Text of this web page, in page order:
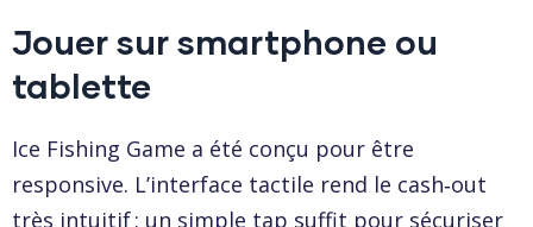
Jouer sur smartphone ou
tablette
Ice Fishing Game a été conçu pour être
responsive. L’interface tactile rend le cash‑out
très intuitif : un simple tap suffit pour sécuriser